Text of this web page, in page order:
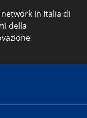
in Italia di
della